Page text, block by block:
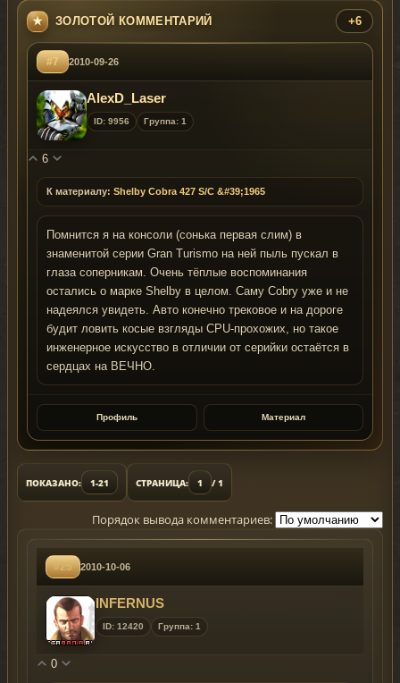
ЗОЛОТОЙ КОММЕНТАРИЙ +6
#7 2010-09-26
AlexD_Laser
ID: 9956 Группа: 1
6
К материалу: Shelby Cobra 427 S/C &#39;1965
Помнится я на консоли (сонька первая слим) в
знаменитой серии Gran Turismo на ней пыль пускал в
глаза соперникам. Очень тёплые воспоминания
остались о марке Shelby в целом. Саму Cobry уже и не
надеялся увидеть. Авто конечно трековое и на дороге
будит ловить косые взгляды CPU-прохожих, но такое
инженерное искусство в отличии от серийки остаётся в
сердцах на ВЕЧНО.
Профиль Материал
ПОКАЗАНО: 1-21 СТРАНИЦА: 1 / 1
Порядок вывода комментариев:
#25 2010-10-06
INFERNUS
ID: 12420 Группа: 1
0